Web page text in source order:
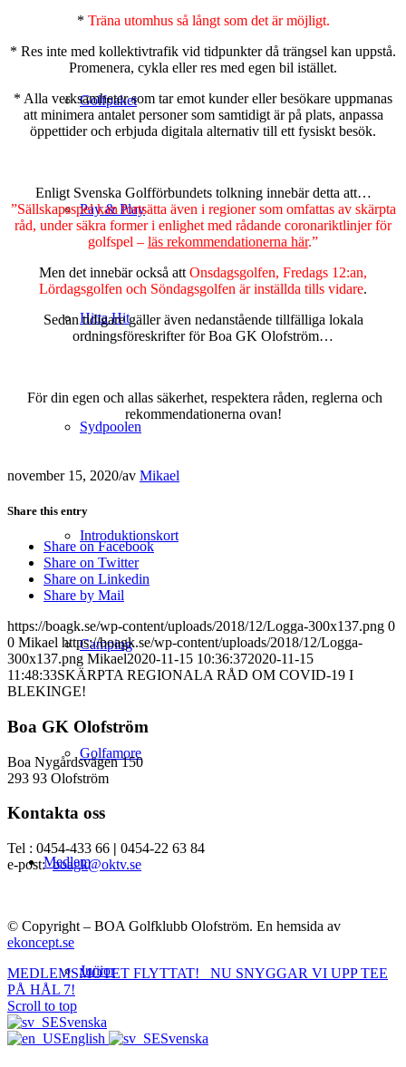
Golfpaket
Pay & Play
Hitta Hit
Sydpoolen
Introduktionskort
Camping
Golfamore
Medlem
Junior
* Träna utomhus så långt som det är möjligt.
* Res inte med kollektivtrafik vid tidpunkter då trängsel kan uppstå.
Promenera, cykla eller res med egen bil istället.
* Alla verksamheter som tar emot kunder eller besökare uppmanas
att minimera antalet personer som samtidigt är på plats, anpassa
öppettider och erbjuda digitala alternativ till ett fysiskt besök.
Enligt Svenska Golfförbundets tolkning innebär detta att…
”Sällskapsspel kan fortsätta även i regioner som omfattas av skärpta
råd, under säkra former i enlighet med rådande coronariktlinjer för
golfspel – läs rekommendationerna här.”
Men det innebär också att Onsdagsgolfen, Fredags 12:an,
Lördagsgolfen och Söndagsgolfen är inställda tills vidare.
Sedan tidigare gäller även nedanstående tillfälliga lokala
ordningsföreskrifter för Boa GK Olofström…
För din egen och allas säkerhet, respektera råden, reglerna och
rekommendationerna ovan!
november 15, 2020/av Mikael
Share this entry
Share on Facebook
Share on Twitter
Share on Linkedin
Share by Mail
https://boagk.se/wp-content/uploads/2018/12/Logga-300x137.png 0
0 Mikael https://boagk.se/wp-content/uploads/2018/12/Logga-
300x137.png Mikael2020-11-15 10:36:372020-11-15
11:48:33SKÄRPTA REGIONALA RÅD OM COVID-19 I
BLEKINGE!
Boa GK Olofström
Boa Nygårdsvägen 150
293 93 Olofström
Kontakta oss
Tel : 0454-433 66 | 0454-22 63 84
e-post:boagk@oktv.se
© Copyright – BOA Golfklubb Olofström. En hemsida av
ekoncept.se
MEDLEMSMÖTET FLYTTAT!
NU SNYGGAR VI UPP TEE
PÅ HÅL 7!
Scroll to top
Svenska
English
Svenska